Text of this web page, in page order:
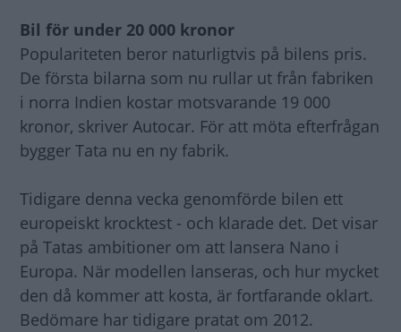
Bil för under 20 000 kronor
Populariteten beror naturligtvis på bilens pris.
De första bilarna som nu rullar ut från fabriken
i norra Indien kostar motsvarande 19 000
kronor, skriver Autocar. För att möta efterfrågan
bygger Tata nu en ny fabrik.
Tidigare denna vecka genomförde bilen ett
europeiskt krocktest - och klarade det. Det visar
på Tatas ambitioner om att lansera Nano i
Europa. När modellen lanseras, och hur mycket
den då kommer att kosta, är fortfarande oklart.
Bedömare har tidigare pratat om 2012.